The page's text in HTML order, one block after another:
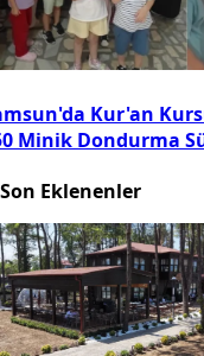
Kur'an
Minik Dondurma
Son Eklenenler